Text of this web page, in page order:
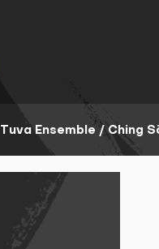
Tuva Ensemble / Ching